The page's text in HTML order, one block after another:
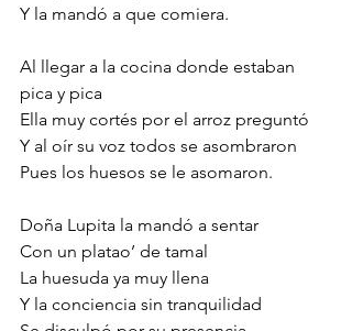
Y la mandó a que comiera.
Al llegar a la cocina donde estaban
pica y pica
Ella muy cortés por el arroz preguntó
Y al oír su voz todos se asombraron
Pues los huesos se le asomaron.
Doña Lupita la mandó a sentar
Con un platao’ de tamal
La huesuda ya muy llena
Y la conciencia sin tranquilidad